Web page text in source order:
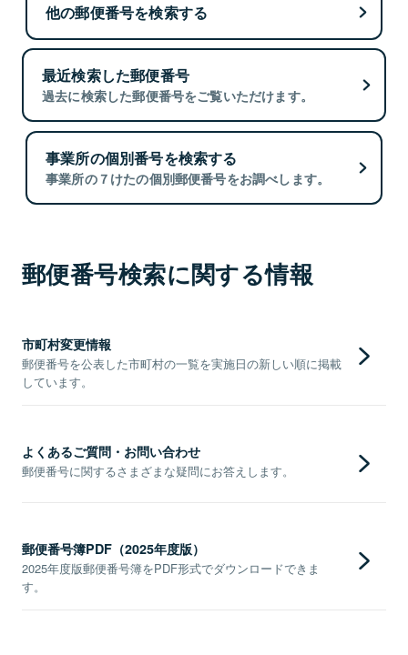
他の郵便番号を検索する
最近検索した郵便番号
過去に検索した郵便番号をご覧いただけます。
事業所の個別番号を検索する
事業所の７けたの個別郵便番号をお調べします。
郵便番号検索に関する情報
市町村変更情報
郵便番号を公表した市町村の一覧を実施日の新しい順に掲載
しています。
よくあるご質問・お問い合わせ
郵便番号に関するさまざまな疑問にお答えします。
郵便番号簿PDF（2025年度版）
2025年度版郵便番号簿をPDF形式でダウンロードできま
す。